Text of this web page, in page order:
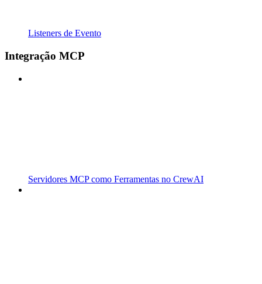
Listeners de Evento
Integração MCP
Servidores MCP como Ferramentas no CrewAI